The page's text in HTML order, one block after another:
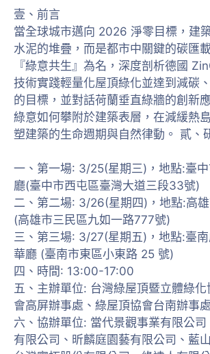
壹、前言
當全球城市邁向 2026 淨零目標，建
水泥的堆疊，而是都市中關鍵的碳匯
『綠意共生』為名，深度剖析德國
技術實踐輕量化屋頂綠化並達到減碳
的目標，並對話荷蘭垂直綠牆的創新
綠意如何攀附於建築表層，在減緩熱
塑建築的生命週期與自然律動。 貳、
一、第一場: 3/25(星期三)，地點:臺
廳(臺中市西屯區臺灣大道三段33號)
二、第二場: 3/26(星期四)，地點:高
(高雄市三民區九如一路777號)
三、第三場: 3/27(星期五)，地點:臺
華廳 (臺南市東區小東路 25 號)
四、時間: 13:00-17:00
五、主辦單位: 台灣綠屋頂暨立體綠
會高屏辦事處、綠屋頂協會台南辦事處
六、協辦單位: 當代景觀事業有限公
有限公司、昕麟庭園藝有限公司、藍